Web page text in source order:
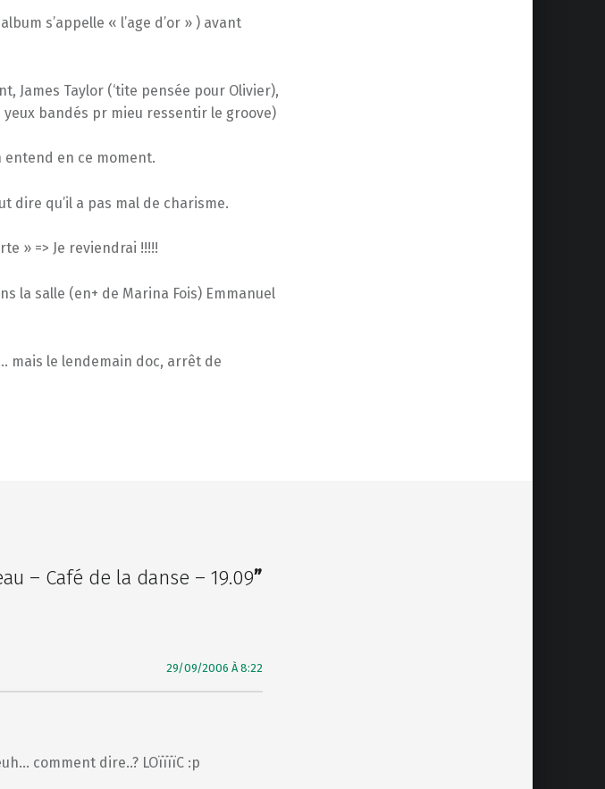
s’appelle « l’age d’or » ) avant
James Taylor (‘tite pensée pour Olivier),
yeux bandés pr mieu ressentir le groove)
entend en ce moment.
dire qu’il a pas mal de charisme.
» => Je reviendrai !!!!!
la salle (en+ de Marina Fois) Emmanuel
mais le lendemain doc, arrêt de
– Café de la danse – 19.09”
29/09/2006 À 8:22
comment dire..? LOïïïïC :p